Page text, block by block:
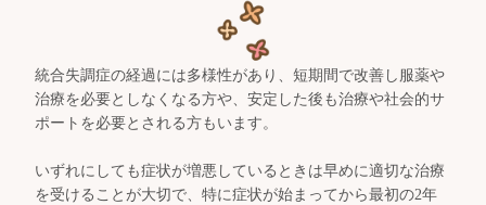
統合失調症の経過には多様性があり、短期間で改善し服薬や
治療を必要としなくなる方や、安定した後も治療や社会的サ
ポートを必要とされる方もいます。
いずれにしても症状が増悪しているときは早めに適切な治療
を受けることが大切で、特に症状が始まってから最初の2年